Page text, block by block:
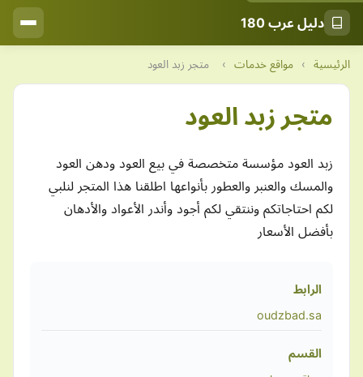
دليل عرب 180
الرئيسية › مواقع خدمات › متجر زبد العود
متجر زبد العود
زبد العود مؤسسة متخصصة في بيع العود ودهن العود
والمسك والعنبر والعطور بأنواعها اطلقنا هذا المتجر لنلبي
لكم احتاجاتكم وننتقي لكم أجود وأندر الأعواد والأدهان
بأفضل الأسعار
الرابط
oudzbad.sa
القسم